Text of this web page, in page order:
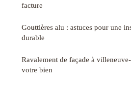
facture
Gouttières alu : astuces pour une
durable
Ravalement de façade à
votre bien